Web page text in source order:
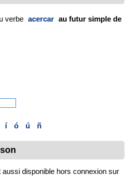
verbe acercar au futur simple de
í ó ú ñ
aussi disponible hors connexion sur